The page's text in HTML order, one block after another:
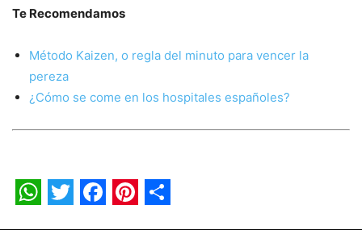
Te Recomendamos
Método Kaizen, o regla del minuto para vencer la
pereza
¿Cómo se come en los hospitales españoles?